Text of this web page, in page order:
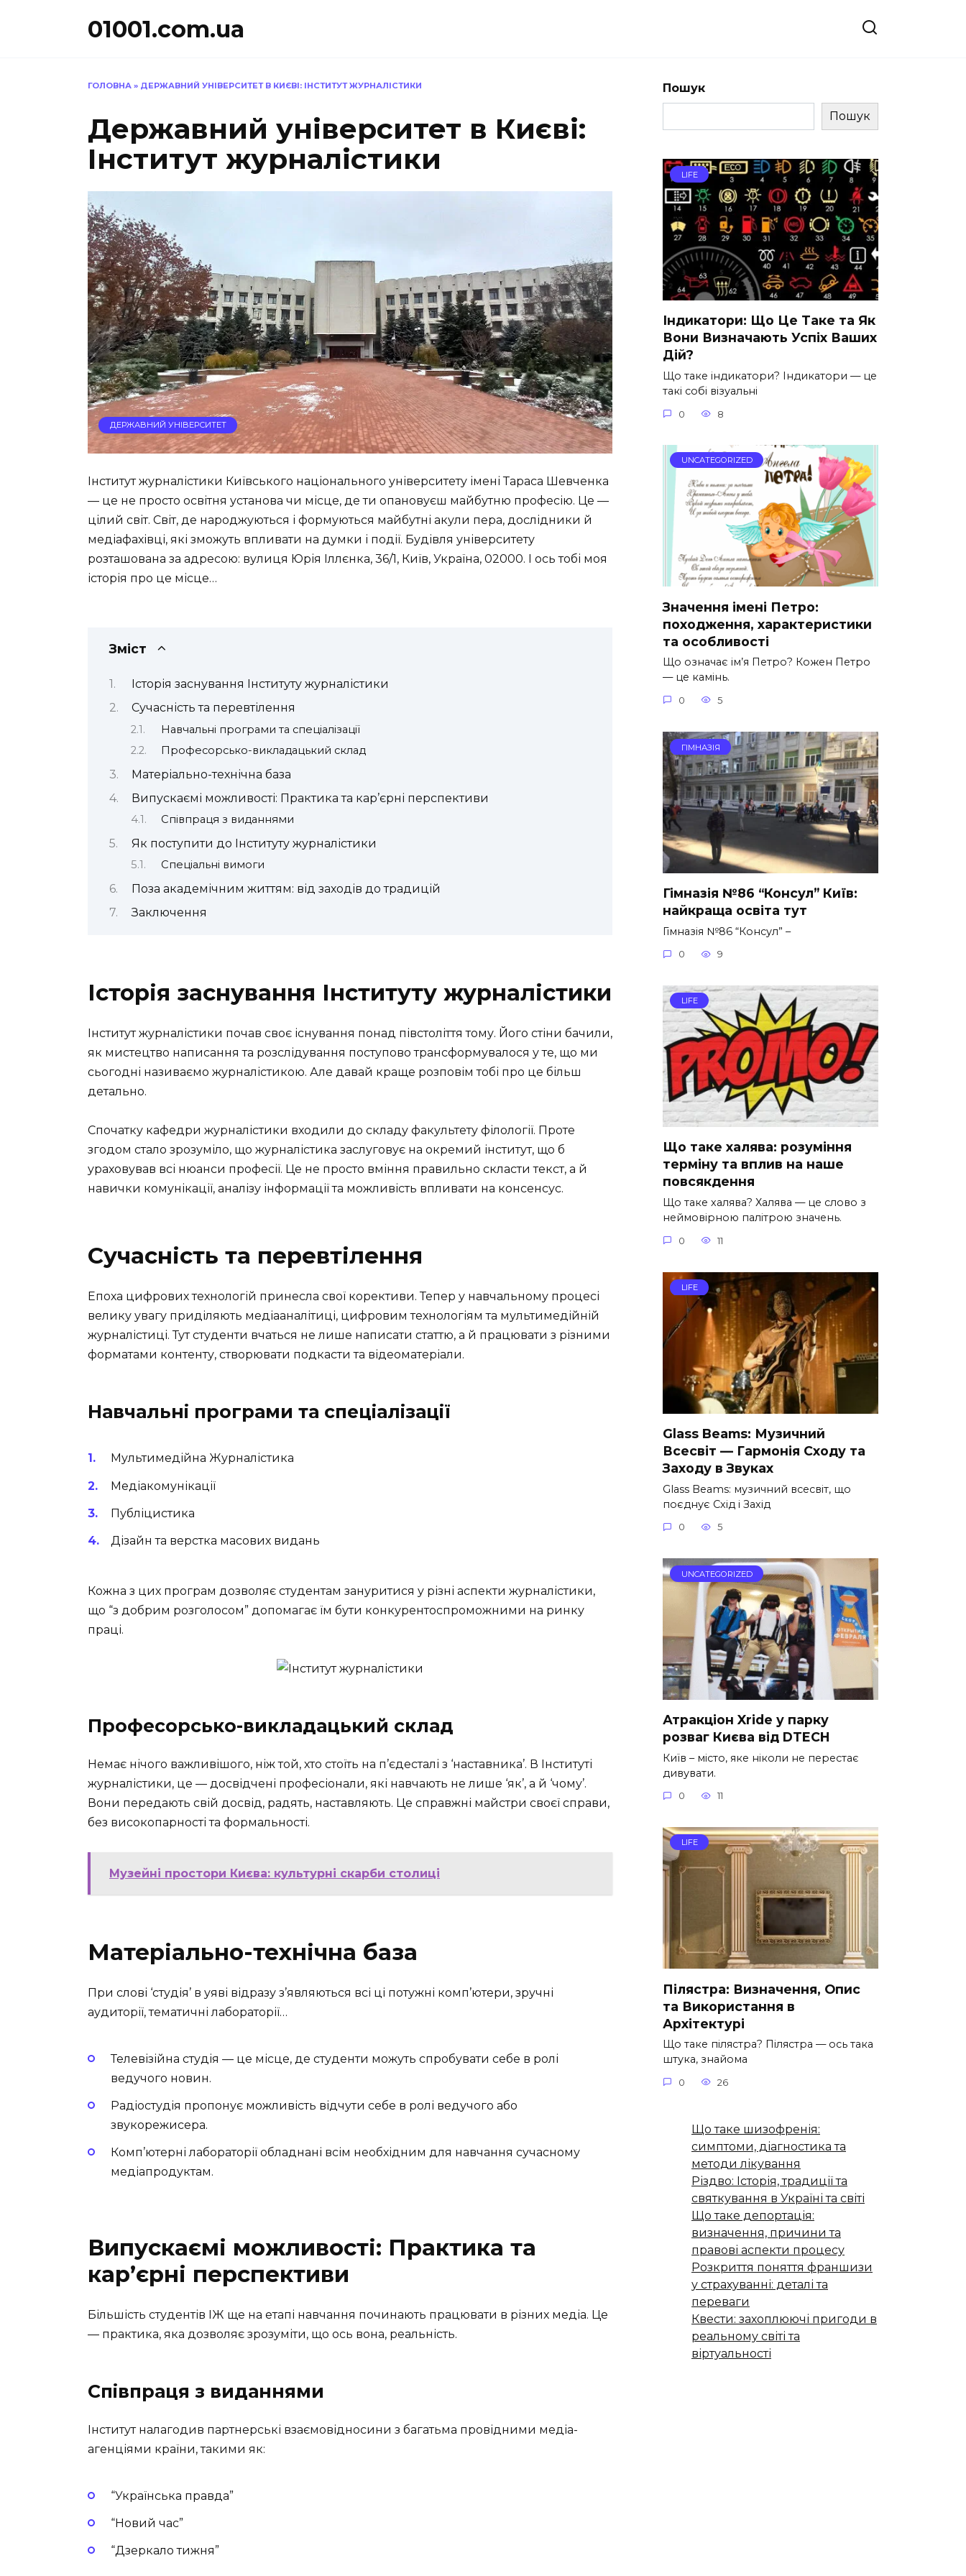
01001.com.ua
ГОЛОВНА » ДЕРЖАВНИЙ УНІВЕРСИТЕТ В КИЄВІ: ІНСТИТУТ ЖУРНАЛІСТИКИ
Державний університет в Києві:
Інститут журналістики
ДЕРЖАВНИЙ УНІВЕРСИТЕТ
Інститут журналістики Київського національного університету імені Тараса Шевченка
— це не просто освітня установа чи місце, де ти опановуєш майбутню професію. Це —
цілий світ. Світ, де народжуються і формуються майбутні акули пера, дослідники й
медіафахівці, які зможуть впливати на думки і події. Будівля університету
розташована за адресою: вулиця Юрія Іллєнка, 36/1, Київ, Україна, 02000. І ось тобі моя
історія про це місце…
Зміст
Історія заснування Інституту журналістики
Сучасність та перевтілення
Навчальні програми та спеціалізації
Професорсько-викладацький склад
Матеріально-технічна база
Випускаємі можливості: Практика та кар’єрні перспективи
Співпраця з виданнями
Як поступити до Інституту журналістики
Спеціальні вимоги
Поза академічним життям: від заходів до традицій
Заключення
Історія заснування Інституту журналістики
Інститут журналістики почав своє існування понад півстоліття тому. Його стіни бачили,
як мистецтво написання та розслідування поступово трансформувалося у те, що ми
сьогодні називаємо журналістикою. Але давай краще розповім тобі про це більш
детально.
Спочатку кафедри журналістики входили до складу факультету філології. Проте
згодом стало зрозуміло, що журналістика заслуговує на окремий інститут, що б
ураховував всі нюанси професії. Це не просто вміння правильно скласти текст, а й
навички комунікації, аналізу інформації та можливість впливати на консенсус.
Сучасність та перевтілення
Епоха цифрових технологій принесла свої корективи. Тепер у навчальному процесі
велику увагу приділяють медіааналітиці, цифровим технологіям та мультимедійній
журналістиці. Тут студенти вчаться не лише написати статтю, а й працювати з різними
форматами контенту, створювати подкасти та відеоматеріали.
Навчальні програми та спеціалізації
Мультимедійна Журналістика
Медіакомунікації
Публіцистика
Дізайн та верстка масових видань
Кожна з цих програм дозволяє студентам зануритися у різні аспекти журналістики,
що “з добрим розголосом” допомагає їм бути конкурентоспроможними на ринку
праці.
Професорсько-викладацький склад
Немає нічого важливішого, ніж той, хто стоїть на п’єдесталі з ‘наставника’. В Інституті
журналістики, це — досвідчені професіонали, які навчають не лише ‘як’, а й ‘чому’.
Вони передають свій досвід, радять, наставляють. Це справжні майстри своєї справи,
без високопарності та формальності.
Музейні простори Києва: культурні скарби столиці
Матеріально-технічна база
При слові ‘студія’ в уяві відразу з’являються всі ці потужні комп’ютери, зручні
аудиторії, тематичні лабораторії…
Телевізійна студія — це місце, де студенти можуть спробувати себе в ролі
ведучого новин.
Радіостудія пропонує можливість відчути себе в ролі ведучого або
звукорежисера.
Комп’ютерні лабораторії обладнані всім необхідним для навчання сучасному
медіапродуктам.
Випускаємі можливості: Практика та
кар’єрні перспективи
Більшість студентів ІЖ ще на етапі навчання починають працювати в різних медіа. Це
— практика, яка дозволяє зрозуміти, що ось вона, реальність.
Співпраця з виданнями
Інститут налагодив партнерські взаємовідносини з багатьма провідними медіа-
агенціями країни, такими як:
“Українська правда”
“Новий час”
“Дзеркало тижня”
Пошук
Пошук
LIFE
Індикатори: Що Це Таке та Як
Вони Визначають Успіх Ваших
Дій?
Що таке індикатори? Індикатори — це
такі собі візуальні
0 8
UNCATEGORIZED
Значення імені Петро:
походження, характеристики
та особливості
Що означає ім’я Петро? Кожен Петро
— це камінь.
0 5
ГІМНАЗІЯ
Гімназія №86 “Консул” Київ:
найкраща освіта тут
Гімназія №86 “Консул” –
0 9
LIFE
Що таке халява: розуміння
терміну та вплив на наше
повсякдення
Що таке халява? Халява — це слово з
неймовірною палітрою значень.
0 11
LIFE
Glass Beams: Музичний
Всесвіт — Гармонія Сходу та
Заходу в Звуках
Glass Beams: музичний всесвіт, що
поєднує Схід і Захід
0 5
UNCATEGORIZED
Атракціон Xride у парку
розваг Києва від DTECH
Київ – місто, яке ніколи не перестає
дивувати.
0 11
LIFE
Пілястра: Визначення, Опис
та Використання в
Архітектурі
Що таке пілястра? Пілястра — ось така
штука, знайома
0 26
Що таке шизофренія:
симптоми, діагностика та
методи лікування
Різдво: Історія, традиції та
святкування в Україні та світі
Що таке депортація:
визначення, причини та
правові аспекти процесу
Розкриття поняття франшизи
у страхуванні: деталі та
переваги
Квести: захоплюючі пригоди в
реальному світі та
віртуальності